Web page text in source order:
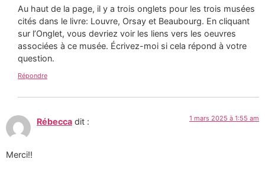
Au haut de la page, il y a trois onglets pour les trois musées
cités dans le livre: Louvre, Orsay et Beaubourg. En cliquant
sur l’Onglet, vous devriez voir les liens vers les oeuvres
associées à ce musée. Écrivez-moi si cela répond à votre
question.
Répondre
Rébecca dit : 1 mars 2025 à 1:55 am
Merci!!